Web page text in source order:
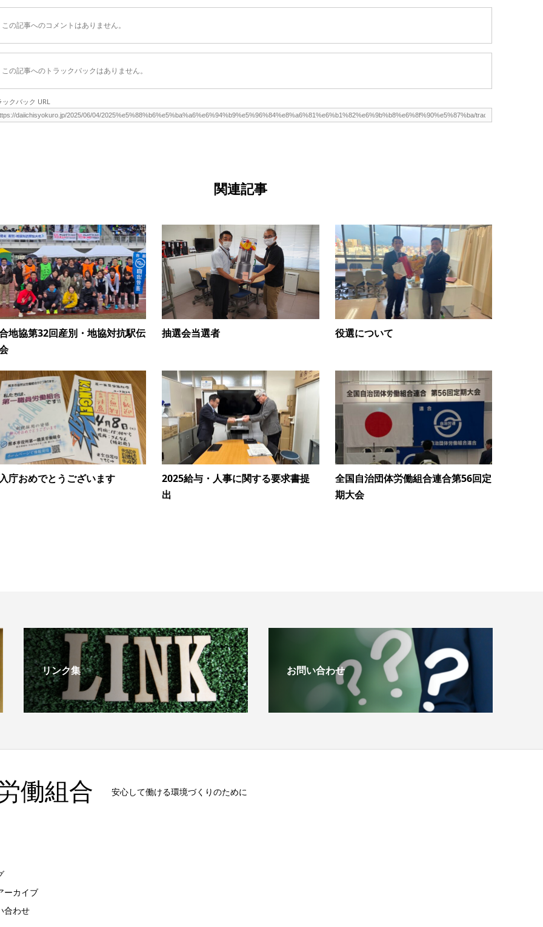
この記事へのコメントはありません。
この記事へのトラックバックはありません。
ックバック URL
関連記事
地協第32回産別・地協対抗駅伝
抽選会当選者 役選について
庁おめでとうございます
2025給与・人事に関する要求書提
出
全国自治団体労働組合連合第56回定
期大会
リンク集 お問い合わせ
働組合 安心して働ける環境づくりのために
ーカイブ
合わせ